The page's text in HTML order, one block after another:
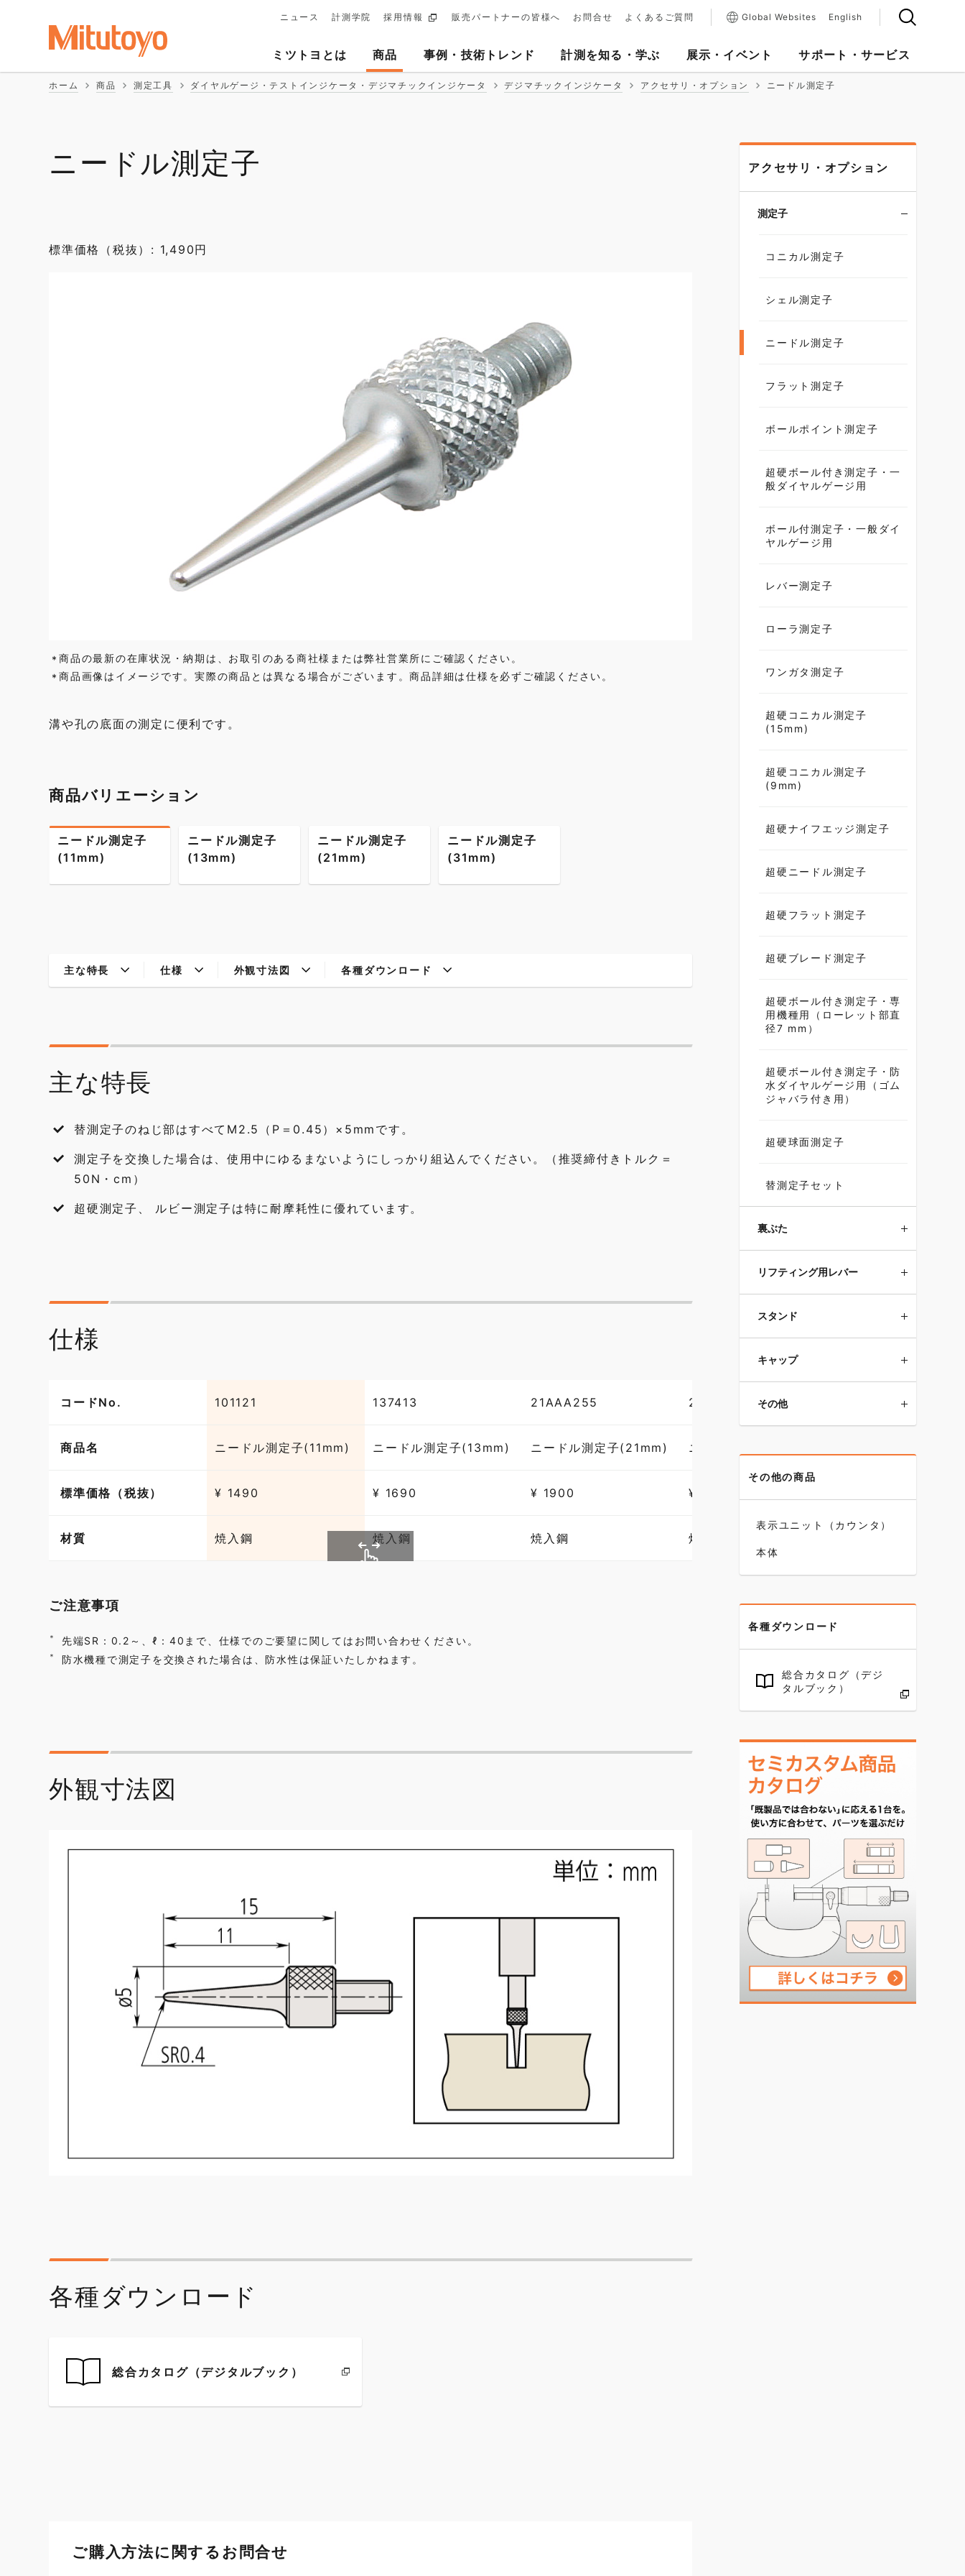
Secondary
Navigation
ミツトヨとは 商品 事例・技術トレンド 計測を知る・学ぶ 展示・イベント サポート・サービス
メ
イ
ン
ビ
ゲ
ニュース 計測学院 採用情報 販売パートナーの皆様へ お問合せ よくあるご質問 Global Websites English
ホーム 商品 測定工具 ダイヤルゲージ・テストインジケータ・デジマチックインジケータ デジマチックインジケータ アクセサリ・オプション ニードル測定子
ニードル測定子
標準価格（税抜）: 1,490円
* 商品の最新の在庫状況・納期は、お取引のある商社様または弊社営業所にご確認ください。
* 商品画像はイメージです。実際の商品とは異なる場合がございます。商品詳細は仕様を必ずご確認ください。
溝や孔の底面の測定に便利です。
商品バリエーション
ニードル測定子
(11mm)
ニードル測定子
(13mm)
ニードル測定子
(21mm)
ニードル測定子
(31mm)
主な特長 仕様 外観寸法図 各種ダウンロード
主な特長
測定子を交換した場合は、使用中にゆるまないようにしっかり組込んでください。（推奨締付きトルク＝
50N・cm）
超硬測定子、 ルビー測定子は特に耐摩耗性に優れています。
仕様
コードNo. 101121 137413 21AAA255 21AAA256
商品名 ニードル測定子(11mm) ニードル測定子(13mm) ニードル測定子(21mm) ニードル測定子(31mm)
標準価格（税抜） ¥ 1490 ¥ 1690 ¥ 1900 ¥ 2110
材質 焼入鋼 焼入鋼 焼入鋼 焼入鋼
ご注意事項
先端SR：0.2～、ℓ：40まで、仕様でのご要望に関してはお問い合わせください。
防水機種で測定子を交換された場合は、防水性は保証いたしかねます。
外観寸法図
各種ダウンロード
総合カタログ（デジタルブック）
ご購入方法に関するお問合せ
アクセサリ・オプション
測定子
コニカル測定子
シェル測定子
ニードル測定子
フラット測定子
ボールポイント測定子
超硬ボール付き測定子・一
般ダイヤルゲージ用
ボール付測定子・一般ダイ
ヤルゲージ用
レバー測定子
ローラ測定子
ワンガタ測定子
超硬コニカル測定子
(15mm)
超硬コニカル測定子
(9mm)
超硬ナイフエッジ測定子
超硬ニードル測定子
超硬フラット測定子
超硬ブレード測定子
超硬ボール付き測定子・専
用機種用（ローレット部直
径7 mm）
超硬ボール付き測定子・防
水ダイヤルゲージ用（ゴム
ジャバラ付き用）
超硬球面測定子
替測定子セット
裏ぶた
リフティング用レバー
スタンド
キャップ
その他
その他の商品
表示ユニット（カウンタ）
本体
各種ダウンロード
総合カタログ（デジ
タルブック）